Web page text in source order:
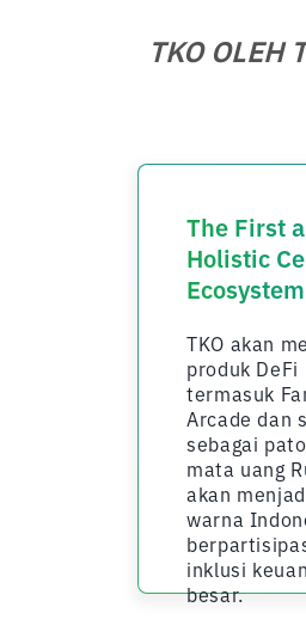
TKO OLEH
The First
Holistic
Ecosystem
TKO akan
produk
termasuk
Arcade dan
sebagai
mata uang
akan
warna
inklusi
besar.